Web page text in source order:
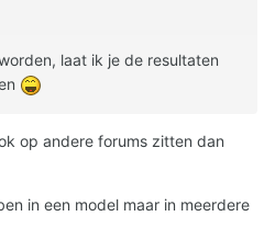
laat ik je de resultaten
op andere forums zitten dan
in een model maar in meerdere